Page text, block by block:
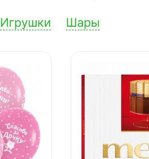
Игрушки Шары